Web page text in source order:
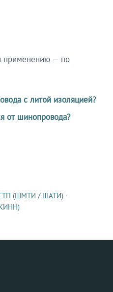
применению — по
с литой изоляцией?
от шинопровода?
(ШМТИ / ШАТИ) ·